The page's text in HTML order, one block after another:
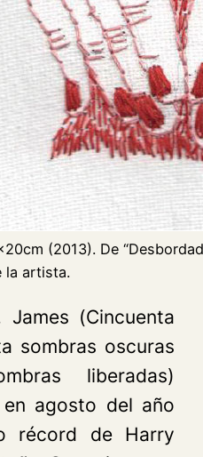
(2013). De
la artista.
James (Cincuenta
sombras oscuras
liberadas)
agosto del año
récord de Harry